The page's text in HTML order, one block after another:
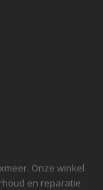
Onze winkel
en reparatie